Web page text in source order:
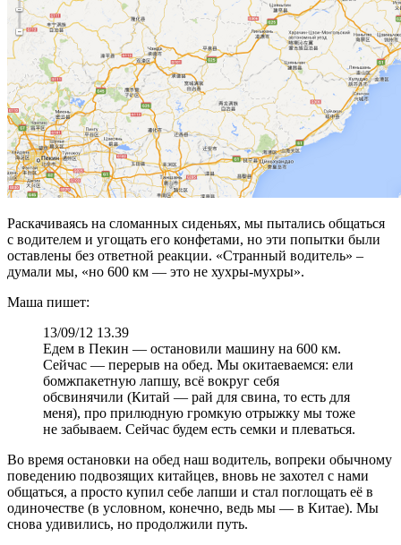
Раскачиваясь на сломанных сиденьях, мы пытались общаться
с водителем и угощать его конфетами, но эти попытки были
оставлены без ответной реакции. «Странный водитель» –
думали мы, «но 600 км — это не хухры-мухры».
Маша пишет:
13/09/12 13.39
Едем в Пекин — остановили машину на 600 км.
Сейчас — перерыв на обед. Мы окитаеваемся: ели
бомжпакетную лапшу, всё вокруг себя
обсвинячили (Китай — рай для свина, то есть для
меня), про прилюдную громкую отрыжку мы тоже
не забываем. Сейчас будем есть семки и плеваться.
Во время остановки на обед наш водитель, вопреки обычному
поведению подвозящих китайцев, вновь не захотел с нами
общаться, а просто купил себе лапши и стал поглощать её в
одиночестве (в условном, конечно, ведь мы — в Китае). Мы
снова удивились, но продолжили путь.